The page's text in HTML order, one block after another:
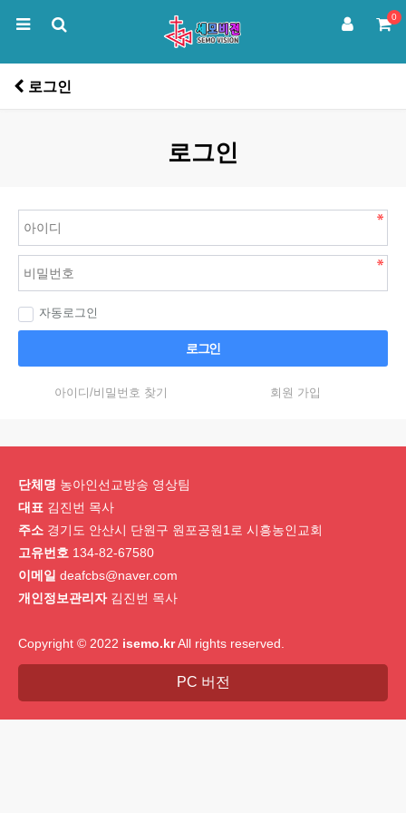
0
로그인
로그인
자동로그인
로그인
아이디/비밀번호 찾기 회원 가입
단체명 농아인선교방송 영상팀
대표 김진번 목사
주소 경기도 안산시 단원구 원포공원1로 시흥농인교회
고유번호 134-82-67580
이메일 deafcbs@naver.com
개인정보관리자김진번 목사
Copyright © 2022 isemo.krAll rights reserved.
PC 버전